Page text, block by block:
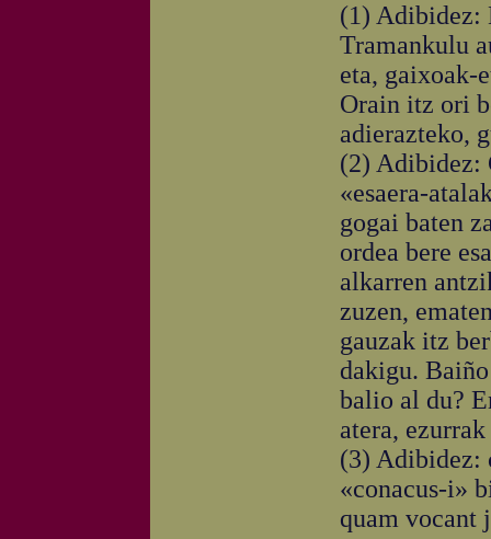
(1) Adibidez:
Tramankulu
eta, gaixoak-
Orain itz ori
adierazteko,
(2) Adibidez:
«esaera-
gogai baten
ordea bere
alkarren
zuzen,
gauzak itz
dakigu.
balio al du?
atera,
(3) Adibidez:
«conacus-i»
quam vocant